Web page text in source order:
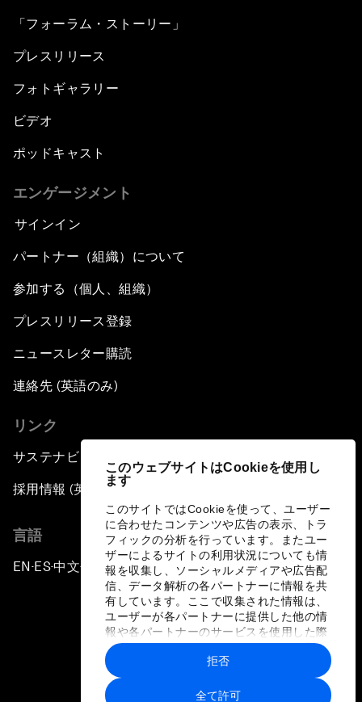
このウェブサイトはCookieを使用し
ます
このサイトではCookieを使って、ユーザー
に合わせたコンテンツや広告の表示、トラ
フィックの分析を行っています。またユー
ザーによるサイトの利用状況についても情
報を収集し、ソーシャルメディアや広告配
信、データ解析の各パートナーに情報を共
有しています。ここで収集された情報は、
ユーザーが各パートナーに提供した他の情
報や各パートナーのサービスを使用した際
に収集された情報と組み合わされ、各パー
トナーによって使用されることがありま
す。
全て許可
拒否
「フォーラム・ストーリー」
プレスリリース
フォトギャラリー
ビデオ
ポッドキャスト
エンゲージメント
サインイン
パートナー（組織）について
参加する（個人、組織）
プレスリリース登録
ニュースレター購読
連絡先 (英語のみ)
リンク
サステナビリティへの取り組み
採用情報 (英語のみ)
言語
EN ▪ES▪中文▪ 日本語
プライバシーポリシーと利用規約